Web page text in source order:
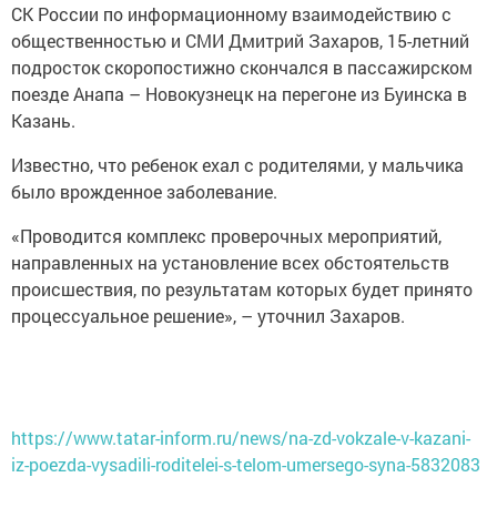
СК России по информационному взаимодействию с
общественностью и СМИ Дмитрий Захаров, 15-летний
подросток скоропостижно скончался в пассажирском
поезде Анапа – Новокузнецк на перегоне из Буинска в
Казань.
Известно, что ребенок ехал с родителями, у мальчика
было врожденное заболевание.
«Проводится комплекс проверочных мероприятий,
направленных на установление всех обстоятельств
происшествия, по результатам которых будет принято
процессуальное решение», – уточнил Захаров.
https://www.tatar-inform.ru/news/na-zd-vokzale-v-kazani-
iz-poezda-vysadili-roditelei-s-telom-umersego-syna-5832083